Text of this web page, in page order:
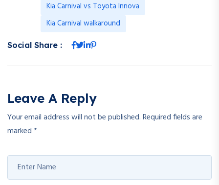
Kia Carnival vs Toyota Innova
Kia Carnival walkaround
Social Share :
Leave A Reply
Your email address will not be published.Required fields are
marked*